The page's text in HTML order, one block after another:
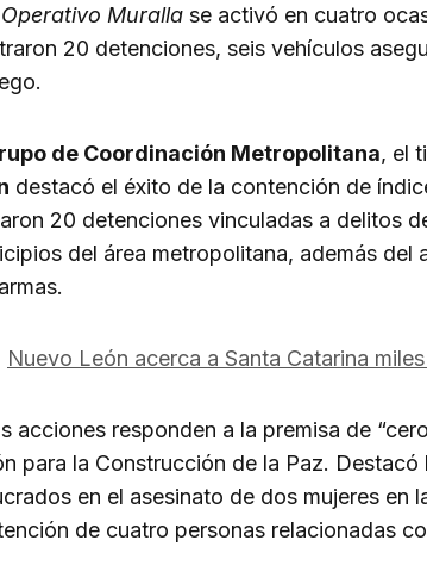
Operativo Muralla se activó en cuatro
20 detenciones, seis vehículos
de Coordinación Metropolitana, el
destacó el éxito de la contención de
20 detenciones vinculadas a delitos
del área metropolitana, además del
Nuevo León acerca a Santa Catarina
acciones responden a la premisa de
para la Construcción de la Paz.
en el asesinato de dos mujeres en
de cuatro personas relacionadas